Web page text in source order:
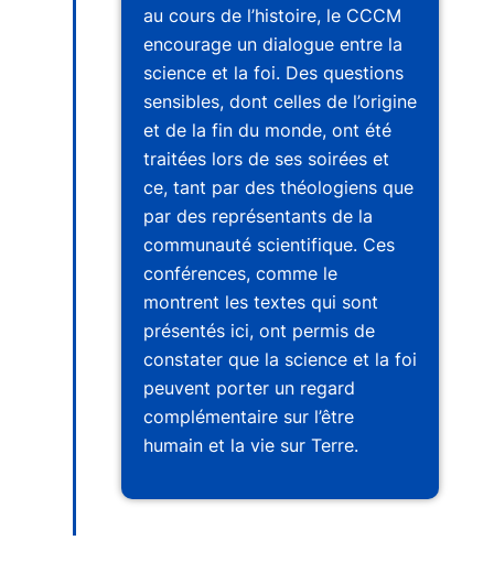
au cours de l’histoire, le CCCM
encourage un dialogue entre la
science et la foi. Des questions
sensibles, dont celles de l’origine
et de la fin du monde, ont été
traitées lors de ses soirées et
ce, tant par des théologiens que
par des représentants de la
communauté scientifique. Ces
conférences, comme le
montrent les textes qui sont
présentés ici, ont permis de
constater que la science et la foi
peuvent porter un regard
complémentaire sur l’être
humain et la vie sur Terre.